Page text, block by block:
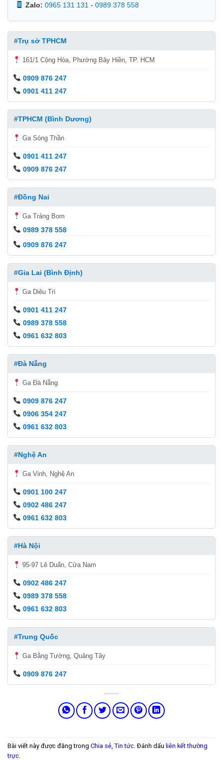
Zalo: 0965 131 131 - 0989 378 558
#Trụ sở TPHCM
161/1 Cộng Hòa, Phường Bảy Hiền, TP. HCM
0909 876 247
0901 411 247
#TPHCM (Bình Dương)
Ga Sóng Thần
0901 411 247
0909 876 247
#Đồng Nai
Ga Trảng Bom
0989 378 558
0909 876 247
#Gia Lai (Bình Định)
Ga Diêu Trì
0901 411 247
0989 378 558
0961 632 803
#Đà Nẵng
Ga Đà Nẵng
0909 876 247
0906 354 247
0961 632 803
#Nghệ An
Ga Vinh, Nghệ An
0901 100 247
0902 486 247
0961 632 803
#Hà Nội
95-97 Lê Duẩn, Cửa Nam
0902 486 247
0989 378 558
0961 632 803
#Trung Quốc
Ga Bằng Tường, Quảng Tây
0909 876 247
Bài viết này được đăng trong Chia sẻ Tin tức . Đánh dấu liên kết thường
trực